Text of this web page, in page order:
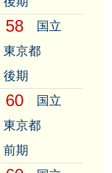
58
国立
東京都
後期
60
国立
東京都
前期